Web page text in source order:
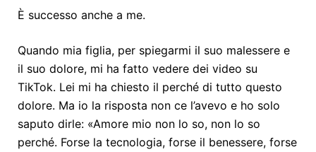
È successo anche a me.
Quando mia figlia, per spiegarmi il suo malessere e
il suo dolore, mi ha fatto vedere dei video su
TikTok. Lei mi ha chiesto il perché di tutto questo
dolore. Ma io la risposta non ce l’avevo e ho solo
saputo dirle: «Amore mio non lo so, non lo so
perché. Forse la tecnologia, forse il benessere, forse